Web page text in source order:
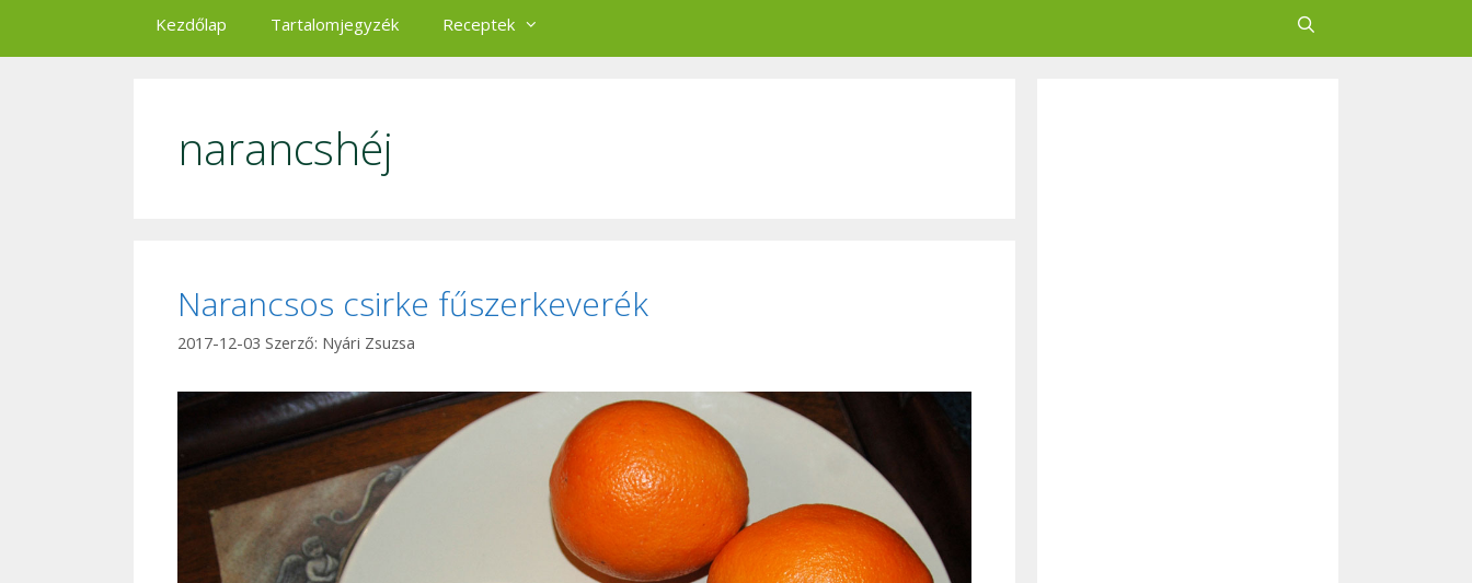
Kezdőlap Tartalomjegyzék Receptek
narancshéj
Narancsos csirke fűszerkeverék
2017-12-03 Szerző: Nyári Zsuzsa